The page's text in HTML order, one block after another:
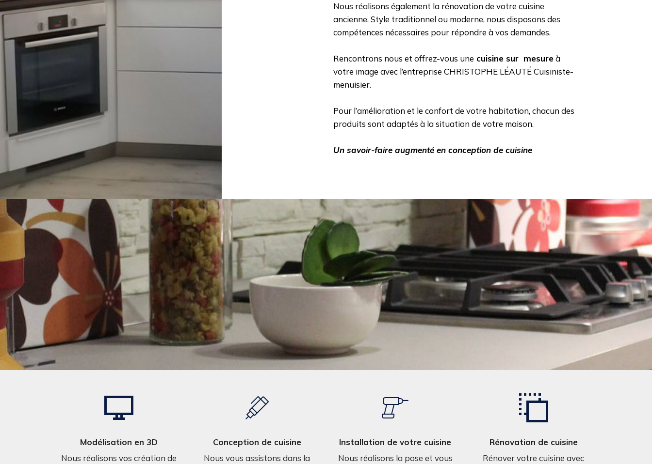
Nous réalisons également la rénovation de votre cuisine
ancienne. Style traditionnel ou moderne, nous disposons des
compétences nécessaires pour répondre à vos demandes.
Rencontrons nous et offrez-vous une cuisine sur mesureà
votre image avec l’entreprise CHRISTOPHE LÉAUTÉ Cuisiniste-
menuisier.
Pour l’amélioration et le confort de votre habitation, chacun des
produits sont adaptés à la situation de votre maison.
Un savoir-faire augmenté en conception de cuisine
Modélisation en 3D
Nous réalisons vos création de
Conception de cuisine
Nous vous assistons dans la
Installation de votre cuisine
Nous réalisons la pose et vous
Rénovation de cuisine
Rénover votre cuisine avec